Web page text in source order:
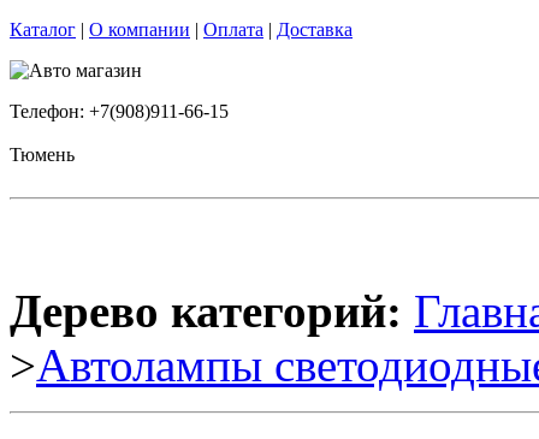
Каталог | О компании | Оплата | Доставка
Телефон: +7(908)911-66-15
Тюмень
Дерево категорий:
>Автолампы